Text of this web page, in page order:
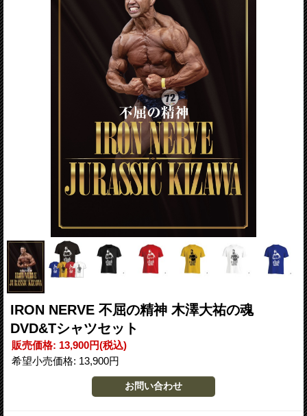
IRON NERVE 不屈の精神 木澤大祐の魂
DVD&Tシャツセット
販売価格: 13,900円(税込)
希望小売価格: 13,900円